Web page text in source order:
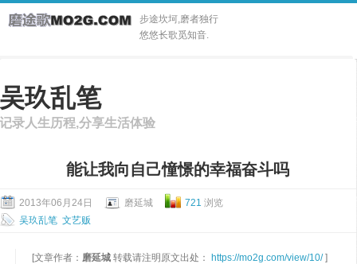
步途坎坷,磨者独行
悠悠长歌觅知音.
吴玖乱笔
记录人生历程,分享生活体验
能让我向自己憧憬的幸福奋斗吗
2013年06月24日 磨延城 721 浏览
吴玖乱笔 文艺贩
[文章作者： 磨延城 转载请注明原文出处： https://mo2g.com/view/10/]